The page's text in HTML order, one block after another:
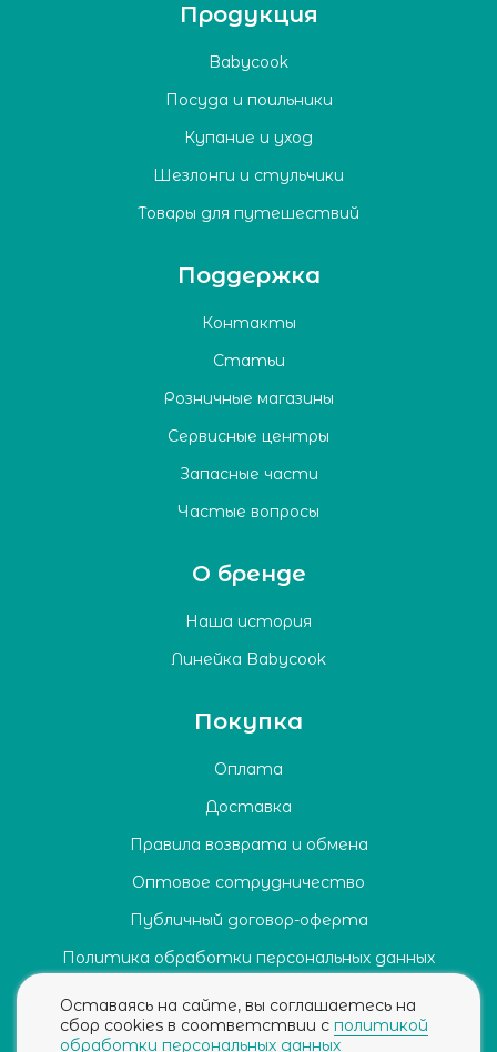
Продукция
Babycook
Посуда и поильники
Купание и уход
Шезлонги и стульчики
Товары для путешествий
Поддержка
Контакты
Статьи
Розничные магазины
Сервисные центры
Запасные части
Частые вопросы
О бренде
Наша история
Линейка Babycook
Покупка
Оплата
Доставка
Правила возврата и обмена
Оптовое сотрудничество
Публичный договор-оферта
Политика обработки персональных данных
Согласие на обработку персональных данных
Оставаясь на сайте, вы соглашаетесь на
сбор cookies в соответствии с политикой
обработки персональных данных